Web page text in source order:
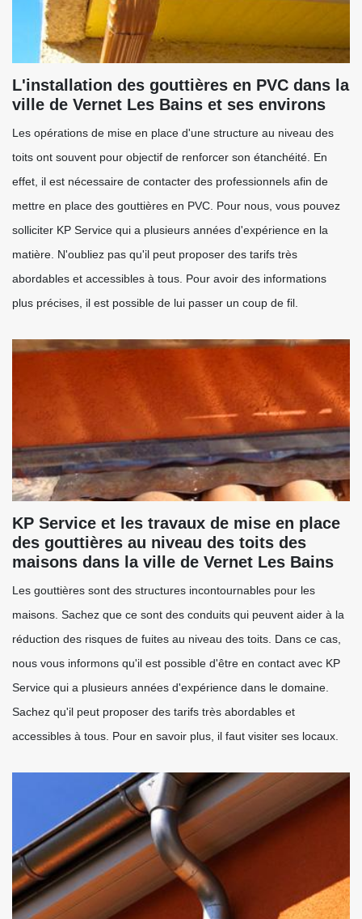
L'installation des gouttières en PVC dans la
ville de Vernet Les Bains et ses environs
Les opérations de mise en place d'une structure au niveau des
toits ont souvent pour objectif de renforcer son étanchéité. En
effet, il est nécessaire de contacter des professionnels afin de
mettre en place des gouttières en PVC. Pour nous, vous pouvez
solliciter KP Service qui a plusieurs années d'expérience en la
matière. N'oubliez pas qu'il peut proposer des tarifs très
abordables et accessibles à tous. Pour avoir des informations
plus précises, il est possible de lui passer un coup de fil.
KP Service et les travaux de mise en place
des gouttières au niveau des toits des
maisons dans la ville de Vernet Les Bains
Les gouttières sont des structures incontournables pour les
maisons. Sachez que ce sont des conduits qui peuvent aider à la
réduction des risques de fuites au niveau des toits. Dans ce cas,
nous vous informons qu'il est possible d'être en contact avec KP
Service qui a plusieurs années d'expérience dans le domaine.
Sachez qu'il peut proposer des tarifs très abordables et
accessibles à tous. Pour en savoir plus, il faut visiter ses locaux.